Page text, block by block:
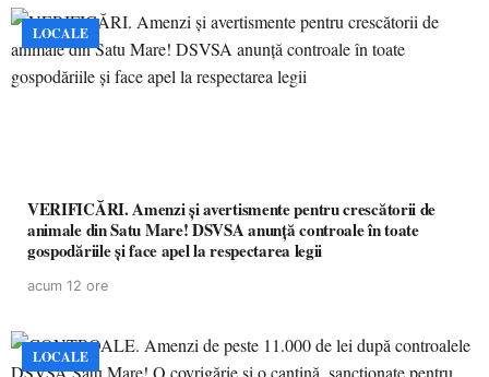
LOCALE
VERIFICĂRI. Amenzi și avertismente pentru crescătorii de
animale din Satu Mare! DSVSA anunță controale în toate
gospodăriile și face apel la respectarea legii
acum 12 ore
LOCALE